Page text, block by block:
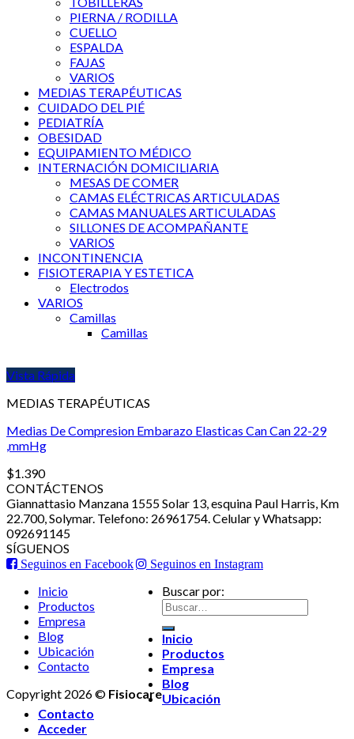
PIERNA / RODILLA
CUELLO
ESPALDA
FAJAS
VARIOS
MEDIAS TERAPÉUTICAS
CUIDADO DEL PIÉ
PEDIATRÍA
OBESIDAD
EQUIPAMIENTO MÉDICO
INTERNACIÓN DOMICILIARIA
MESAS DE COMER
CAMAS ELÉCTRICAS ARTICULADAS
CAMAS MANUALES ARTICULADAS
SILLONES DE ACOMPAÑANTE
VARIOS
INCONTINENCIA
FISIOTERAPIA Y ESTETICA
Electrodos
VARIOS
Camillas
Camillas
Vista Rápida
MEDIAS TERAPÉUTICAS
Medias De Compresion Embarazo Elasticas Can Can 22-29
,mmHg
$1.390
CONTÁCTENOS
Giannattasio Manzana 1555 Solar 13, esquina Paul Harris, Km
22.700, Solymar. Telefono: 26961754. Celular y Whatsapp:
092691145
SÍGUENOS
Seguinos en Facebook Seguinos en Instagram
Inicio
Productos
Empresa
Blog
Ubicación
Contacto
Copyright 2026 © Fisiocare
Buscar por:
Inicio
Productos
Empresa
Blog
Ubicación
Contacto
Acceder